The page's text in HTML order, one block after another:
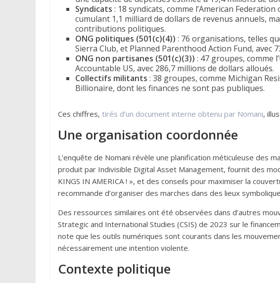
Syndicats : 18 syndicats, comme l’American
cumulant 1,1 milliard de dollars de revenus annuels,
contributions politiques.
ONG politiques (501(c)(4)) : 76 organisations, telles
Sierra Club, et Planned Parenthood Action Fund, avec
ONG non partisanes (501(c)(3)) : 47 groupes, comme
Accountable US, avec 286,7 millions de dollars alloués.
Collectifs militants : 38 groupes, comme Michigan
Billionaire, dont les finances ne sont pas publiques.
Ces chiffres, tirés d’un document interne obtenu par Nomani,
Une organisation coordonnée
L’enquête de Nomani révèle une planification méticuleuse des
produit par Indivisible Digital Asset Management, fournit des
KINGS IN AMERICA ! », et des conseils pour maximiser la
recommande d’organiser des marches dans des lieux
Des ressources similaires ont été observées dans d’autres
Strategic and International Studies (CSIS) de 2023 sur le
note que les outils numériques sont courants dans les
nécessairement une intention violente.
Contexte politique